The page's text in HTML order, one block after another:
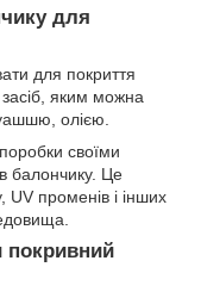
для
для покриття
яким можна
олією.
своїми
балончику. Це
UV променів і інших
покривний